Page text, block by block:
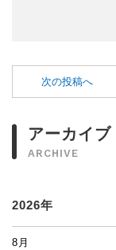
次の投稿へ
アーカイブ
ARCHIVE
2026年
8月